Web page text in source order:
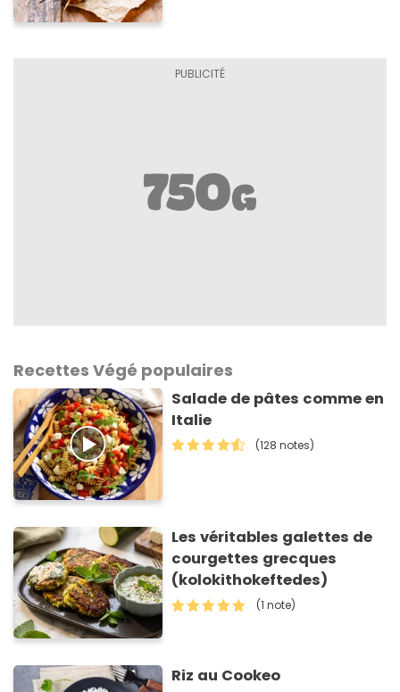
Recettes Végé populaires
Salade de pâtes comme en
Italie
(128 notes)
Les véritables galettes de
courgettes grecques
(kolokithokeftedes)
(1 note)
Riz au Cookeo